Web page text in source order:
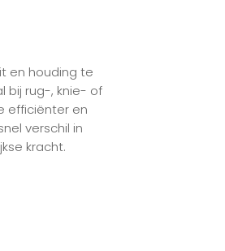
en houding te
bij rug-, knie- of
efficiënter en
verschil in
kracht.